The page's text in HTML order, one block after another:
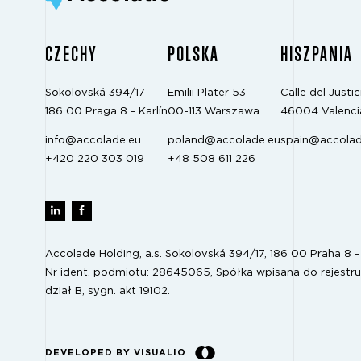
CZECHY
Sokolovská 394/17
186 00 Praga 8 - Karlín
info@accolade.eu
+420 220 303 019
POLSKA
Emilii Plater 53
00-113 Warszawa
poland@accolade.eu
+48 508 611 226
HISZPANIA
Calle del
46004
Accolade Holding, a.s. Sokolovská 394/17, 186 00 Praha 8 -
Nr ident. podmiotu: 28645065, Spółka wpisana do
dział B, sygn. akt 19102.
DEVELOPED BY VISUALIO